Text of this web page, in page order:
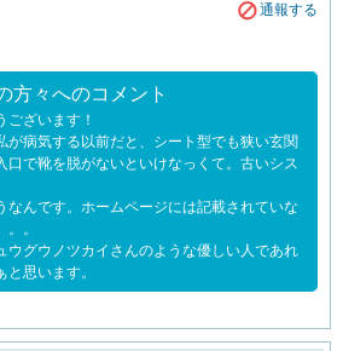
通報する
方々へのコメント
ございます！
が病気する以前だと、シート型でも狭い玄関
口で靴を脱がないといけなっくて。古いシス
なんです。ホームページには記載されていな
。
ウグウノツカイさんのような優しい人であれ
と思います。